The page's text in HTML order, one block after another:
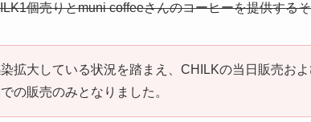
個売りとmuni coffeeさんのコーヒーを提供する
拡大している状況を踏まえ、CHILKの当日販売お
の販売のみとなりました。